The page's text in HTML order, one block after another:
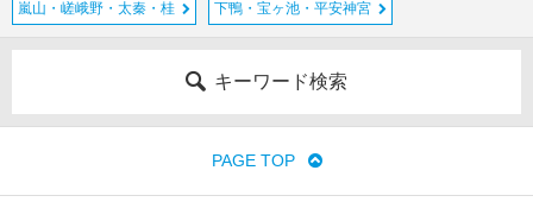
嵐山・嵯峨野・太秦・桂 下鴨・宝ヶ池・平安神宮
キーワード検索
PAGE TOP